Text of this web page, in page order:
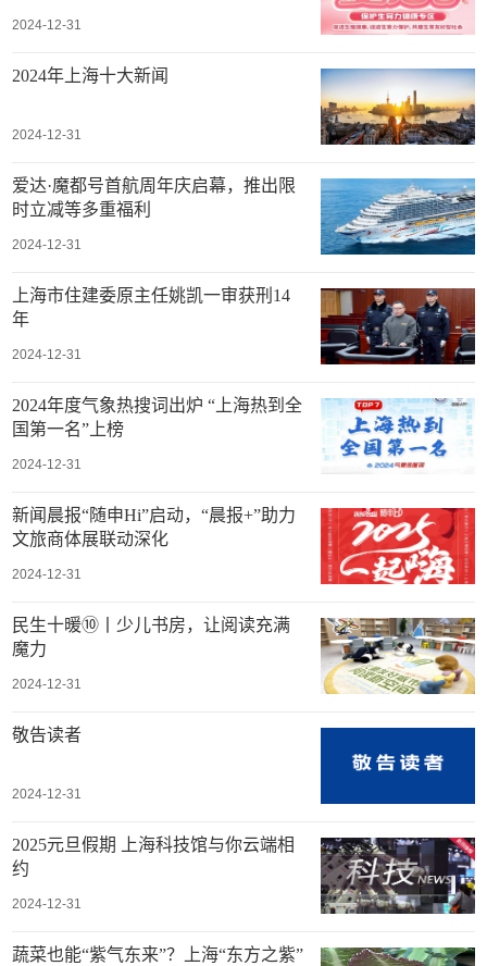
2024-12-31
2024年上海十大新闻
2024-12-31
爱达·魔都号首航周年庆启幕，推出限
时立减等多重福利
2024-12-31
上海市住建委原主任姚凯一审获刑14
年
2024-12-31
2024年度气象热搜词出炉 “上海热到全
国第一名”上榜
2024-12-31
新闻晨报“随申Hi”启动，“晨报+”助力
文旅商体展联动深化
2024-12-31
民生十暖⑩丨少儿书房，让阅读充满
魔力
2024-12-31
敬告读者
2024-12-31
2025元旦假期 上海科技馆与你云端相
约
2024-12-31
蔬菜也能“紫气东来”？上海“东方之紫”